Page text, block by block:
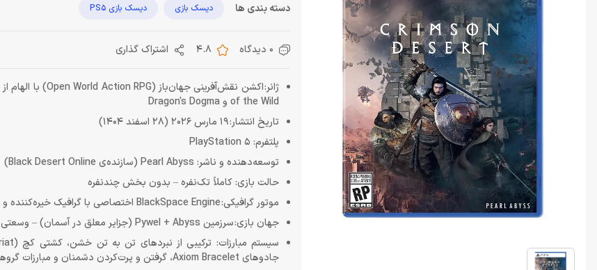
دسته بندی ها دیسک بازی دیسک بازی PS5
0 دیدگاه 4.8 اشتراک گذاری
of the Wild و Dragon's Dogma
تاریخ انتشار: 19 مارس 2026 (28 اسفند 1404)
پلتفرم: PlayStation 5
توسعه‌دهنده و ناشر: Pearl Abyss (سازنده‌ی Black Desert Online)
حالت بازی: کاملاً تک‌نفره – بدون بخش چندنفره
موتور گرافیکی: BlackSpace Engine اختصاصی با گرافیک خیره‌کننده و نورپردازی داینامیک
جهان بازی: سرزمین Pywel + Abyss (جزایر معلق در آسمان) – وسعتی باورنکردنی و پرجزئیات
جادوهای Axiom Bracelet، گرفتن و پرت‌کردن دشمنان و مبارزات گروهی بزرگ